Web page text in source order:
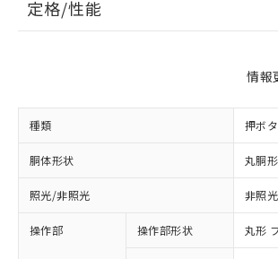
定格/性能
情報
種類 押ボ
胴体形状 丸胴
照光/非照光 非照光
操作部 操作部形状 丸形